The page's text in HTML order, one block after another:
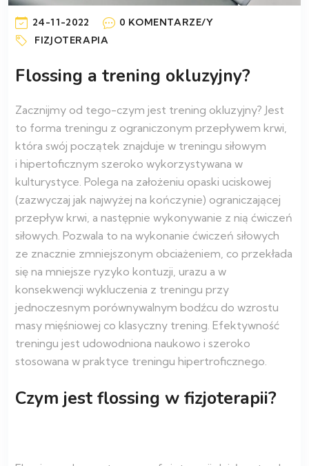
24-11-2022
0 KOMENTARZE/Y
FIZJOTERAPIA
Flossing a trening okluzyjny?
Zacznijmy od tego-czym jest trening okluzyjny? Jest
to forma treningu z ograniczonym przepływem krwi,
która swój początek znajduje w treningu siłowym
i hipertoficznym szeroko wykorzystywana w
kulturystyce. Polega na założeniu opaski uciskowej
(zazwyczaj jak najwyżej na kończynie) ograniczającej
przepływ krwi, a następnie wykonywanie z nią ćwiczeń
siłowych. Pozwala to na wykonanie ćwiczeń siłowych
ze znacznie zmniejszonym obciażeniem, co przekłada
się na mniejsze ryzyko kontuzji, urazu a w
konsekwencji wykluczenia z treningu przy
jednoczesnym porównywalnym bodźcu do wzrostu
masy mięśniowej co klasyczny trening. Efektywność
treningu jest udowodniona naukowo i szeroko
stosowana w praktyce treningu hipertroficznego.
Czym jest flossing w fizjoterapii?